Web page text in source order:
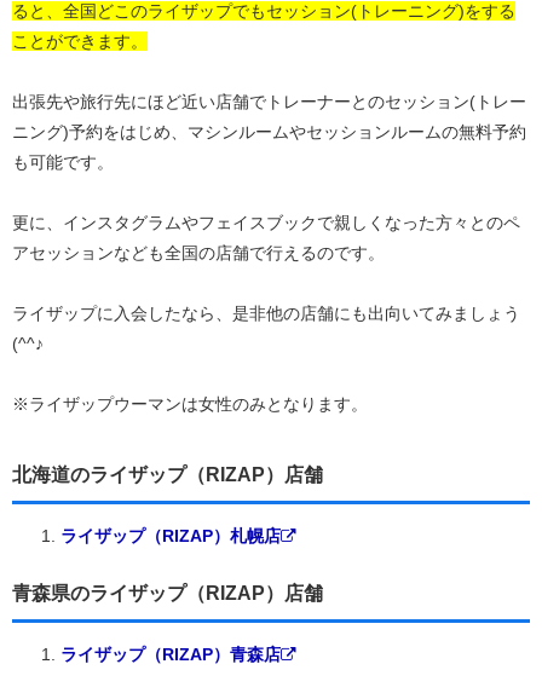
ると、全国どこのライザップでもセッション(トレーニング)をする
ことができます。
出張先や旅行先にほど近い店舗でトレーナーとのセッション(トレー
ニング)予約をはじめ、マシンルームやセッションルームの無料予約
も可能です。
更に、インスタグラムやフェイスブックで親しくなった方々とのペ
アセッションなども全国の店舗で行えるのです。
ライザップに入会したなら、是非他の店舗にも出向いてみましょう
(^^♪
※ライザップウーマンは女性のみとなります。
北海道のライザップ（RIZAP）店舗
ライザップ（RIZAP）札幌店
青森県のライザップ（RIZAP）店舗
ライザップ（RIZAP）青森店